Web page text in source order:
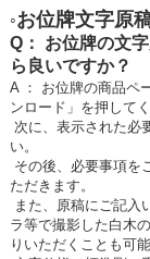
◦お位牌文字原
Q： お位牌の文
ら良いですか？
A ： お位牌の商品ペ
ンロード」を押してく
次に、表示された必
い。
その後、必要事項を
ただきます。
また、原稿にご記入
ラ等で撮影した白木
りいただくことも可能